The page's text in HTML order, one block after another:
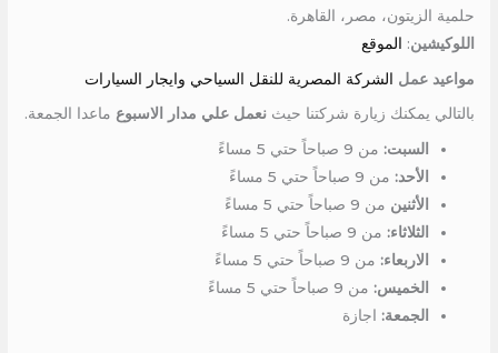
حلمية الزيتون، مصر، القاهرة.
اللوكيشين: الموقع
مواعيد عمل الشركة المصرية للنقل السياحي وايجار السيارات
بالتالي يمكنك زيارة شركتنا حيثنعمل علي مدار الاسبوع ماعدا الجمعة.
السبت: من 9 صباحاً حتي 5 مساءً
الأحد: من 9 صباحاً حتي 5 مساءً
الأثنين من 9 صباحاً حتي 5 مساءً
الثلاثاء: من 9 صباحاً حتي 5 مساءً
الاربعاء: من 9 صباحاً حتي 5 مساءً
الخميس: من 9 صباحاً حتي 5 مساءً
الجمعة: اجازة